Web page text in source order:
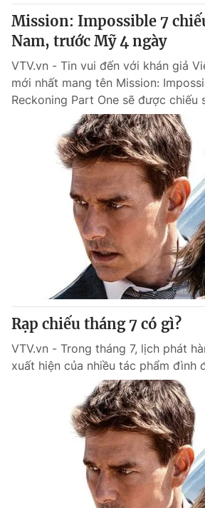
Mission: Impossible 7
Nam, trước Mỹ 4 ngày
VTV.vn - Tin vui đến với khán giả
mới nhất mang tên Mission:
Reckoning Part One sẽ được chiếu
Rạp chiếu tháng 7 có gì?
VTV.vn - Trong tháng 7, lịch phát
xuất hiện của nhiều tác phẩm đình